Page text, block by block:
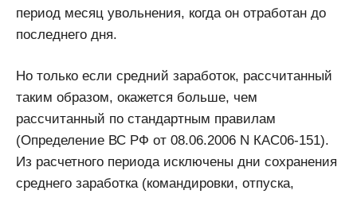
период месяц увольнения, когда он отработан до
последнего дня.
Но только если средний заработок, рассчитанный
таким образом, окажется больше, чем
рассчитанный по стандартным правилам
(Определение ВС РФ от 08.06.2006 N КАС06-151).
Из расчетного периода исключены дни сохранения
среднего заработка (командировки, отпуска,